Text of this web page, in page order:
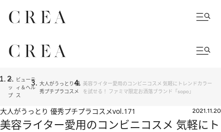
ト
ッ
プ
ビューテ
ィ＆ヘル
ス
大人がうっとり 優
秀プチプラコスメ
美容ライター愛用のコンビニコスメ 気軽にトレンドカラー
を試せる！ ファミマ限定お洒落ブランド「sopo」
大人がうっとり 優秀プチプラコスメvol.171 2021.11.20
美容ライター愛用のコンビニコスメ 気軽にト